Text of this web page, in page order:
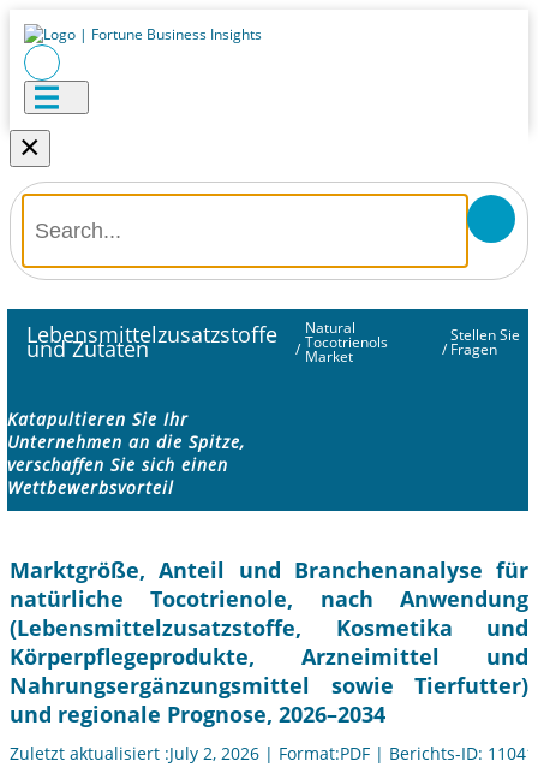
×
Lebensmittelzusatzstoffe
und Zutaten /
Natural
Tocotrienols
Market /
Stellen Sie
Fragen
Katapultieren Sie Ihr
Unternehmen an die Spitze,
verschaffen Sie sich einen
Wettbewerbsvorteil
Marktgröße, Anteil und Branchenanalyse für
natürliche Tocotrienole, nach Anwendung
(Lebensmittelzusatzstoffe, Kosmetika und
Körperpflegeprodukte, Arzneimittel und
Nahrungsergänzungsmittel sowie Tierfutter)
und regionale Prognose, 2026–2034
Zuletzt aktualisiert :July 2, 2026 | Format:PDF | Berichts-ID: